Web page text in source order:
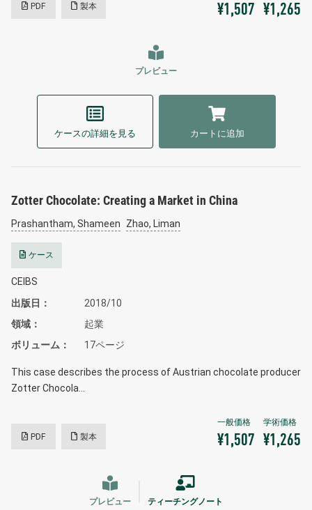
PDF 製本 ¥1,507 ¥1,265
プレビュー
ケースの詳細を見る カートに追加
Zotter Chocolate: Creating a Market in China
Prashantham, Shameen Zhao, Liman
ケース
CEIBS
出版日
2018/10
領域
起業
ボリューム
17ページ
This case describes the process of Austrian chocolate producer
Zotter Chocola…
PDF 製本 ¥1,507 ¥1,265
プレビュー ティーチングノート